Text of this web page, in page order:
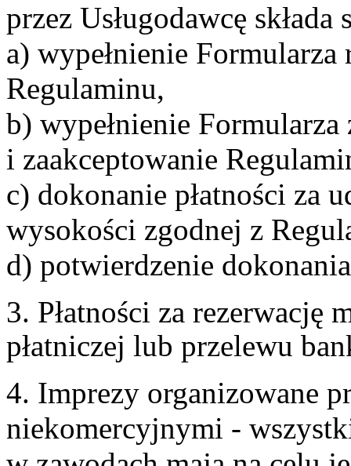
przez Usługodawcę
a) wypełnienie
Regulaminu,
b) wypełnienie Formularza
i zaakceptowanie
c) dokonanie płatności za
wysokości zgodnej z
d) potwierdzenie
3. Płatności za rezerwację
płatniczej lub przelewu
4. Imprezy organizowane
niekomercyjnymi -